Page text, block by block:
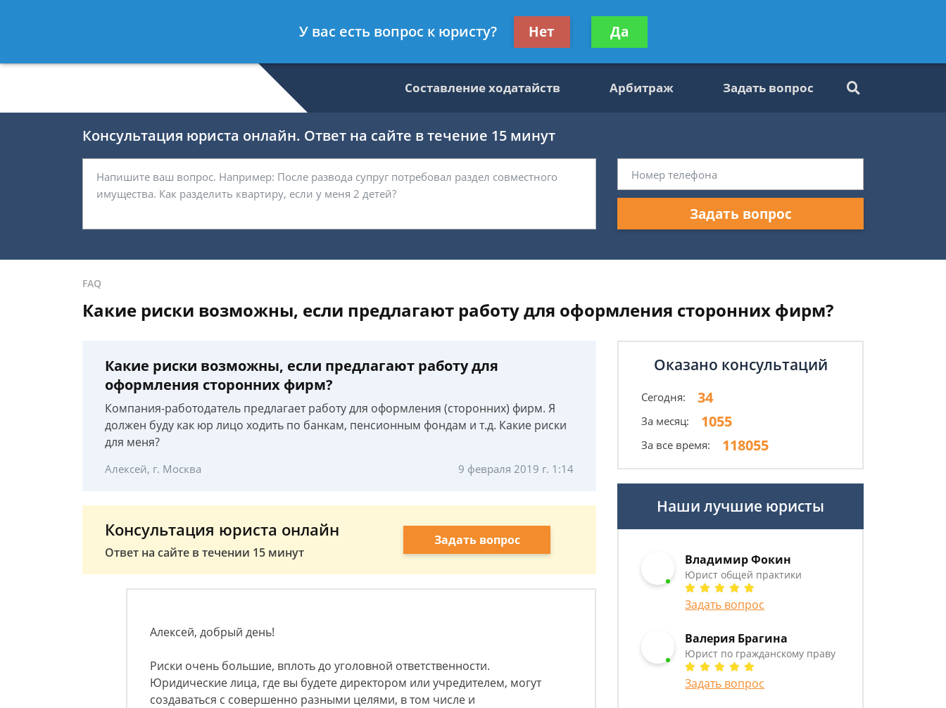
- Юрист по гражданскому праву
Получите консультацию
бесплатно
Составление ходатайств Арбитраж Задать вопрос
Консультация юриста онлайн. Ответ на сайте в течение 15 минут
Задать вопрос
FAQ
Какие риски возможны, если предлагают работу для оформления сторонних фирм?
Какие риски возможны, если предлагают работу для
оформления сторонних фирм?
Компания-работодатель предлагает работу для оформления (сторонних) фирм. Я
должен буду как юр лицо ходить по банкам, пенсионным фондам и т.д. Какие риски
для меня?
Алексей, г. Москва 9 февраля 2019 г. 1:14
Консультация юриста онлайн
Ответ на сайте в течении 15 минут
Задать вопрос
Алексей, добрый день!
Риски очень большие, вплоть до уголовной ответственности.
Юридические лица, где вы будете директором или учредителем, могут
создаваться с совершенно разными целями, в том числе и
Оказано консультаций
Сегодня: 34
За месяц: 1055
За все время: 118055
Наши лучшие юристы
Владимир Фокин
Юрист общей практики
Задать вопрос
Валерия Брагина
Юрист по гражданскому праву
Задать вопрос
У вас есть вопрос к юристу? Нет Да